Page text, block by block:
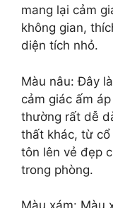
mang lại cảm
không gian,
diện tích nhỏ.
Màu nâu: Đây
cảm giác ấm
thường rất dễ
thất khác, từ
tôn lên vẻ đẹp
trong phòng.
Màu xám: Màu